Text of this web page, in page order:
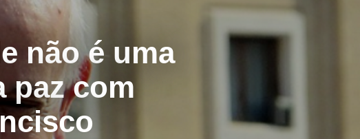
não é uma
paz com